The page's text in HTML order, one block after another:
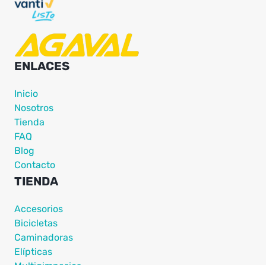
ENLACES
Inicio
Nosotros
Tienda
FAQ
Blog
Contacto
TIENDA
Accesorios
Bicicletas
Caminadoras
Elípticas